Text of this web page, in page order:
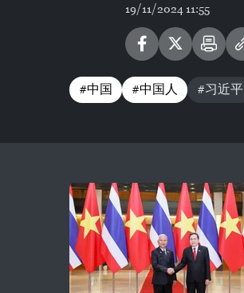
19/11/2024 11:55
#中国 #中国人 #习近平